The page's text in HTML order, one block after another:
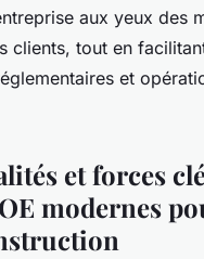
aux yeux des
clients, tout en
et
et forces
modernes